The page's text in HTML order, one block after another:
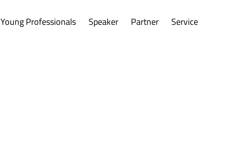
Young Professionals Speaker Partner Service